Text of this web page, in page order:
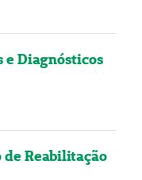
Diagnósticos
de Reabilitação